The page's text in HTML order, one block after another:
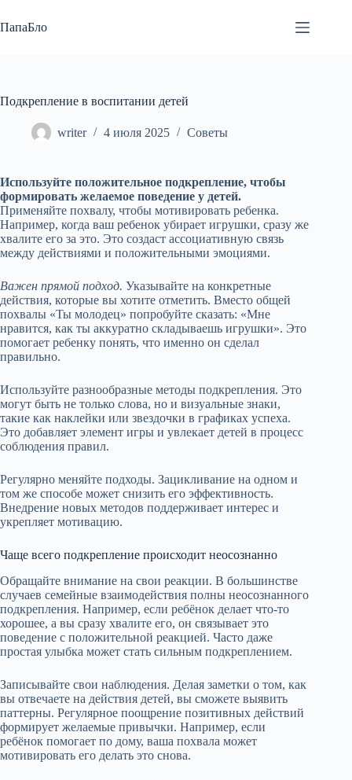
к
сути
ПапаБло
Подкрепление в воспитании детей
writer 4 июля 2025 Советы
Используйте положительное подкрепление, чтобы
формировать желаемое поведение у детей.
Применяйте похвалу, чтобы мотивировать ребенка.
Например, когда ваш ребенок убирает игрушки, сразу же
хвалите его за это. Это создаст ассоциативную связь
между действиями и положительными эмоциями.
Важен прямой подход. Указывайте на конкретные
действия, которые вы хотите отметить. Вместо общей
похвалы «Ты молодец» попробуйте сказать: «Мне
нравится, как ты аккуратно складываешь игрушки». Это
помогает ребенку понять, что именно он сделал
правильно.
Используйте разнообразные методы подкрепления. Это
могут быть не только слова, но и визуальные знаки,
такие как наклейки или звездочки в графиках успеха.
Это добавляет элемент игры и увлекает детей в процесс
соблюдения правил.
Регулярно меняйте подходы. Зацикливание на одном и
том же способе может снизить его эффективность.
Внедрение новых методов поддерживает интерес и
укрепляет мотивацию.
Чаще всего подкрепление происходит неосознанно
Обращайте внимание на свои реакции. В большинстве
случаев семейные взаимодействия полны неосознанного
подкрепления. Например, если ребёнок делает что-то
хорошее, а вы сразу хвалите его, он связывает это
поведение с положительной реакцией. Часто даже
простая улыбка может стать сильным подкреплением.
Записывайте свои наблюдения. Делая заметки о том, как
вы отвечаете на действия детей, вы сможете выявить
паттерны. Регулярное поощрение позитивных действий
формирует желаемые привычки. Например, если
ребёнок помогает по дому, ваша похвала может
мотивировать его делать это снова.